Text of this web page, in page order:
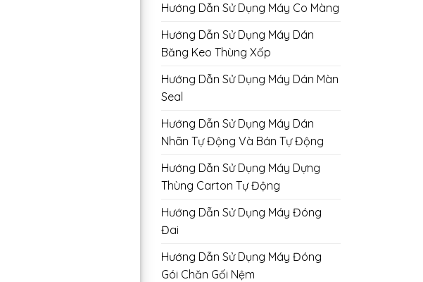
Hướng Dẫn Sử Dụng Máy Co Màng
Hướng Dẫn Sử Dụng Máy Dán
Băng Keo Thùng Xốp
Hướng Dẫn Sử Dụng Máy Dán Màn
Seal
Hướng Dẫn Sử Dụng Máy Dán
Nhãn Tự Động Và Bán Tự Động
Hướng Dẫn Sử Dụng Máy Dựng
Thùng Carton Tự Động
Hướng Dẫn Sử Dụng Máy Đóng
Đai
Hướng Dẫn Sử Dụng Máy Đóng
Gói Chăn Gối Nệm